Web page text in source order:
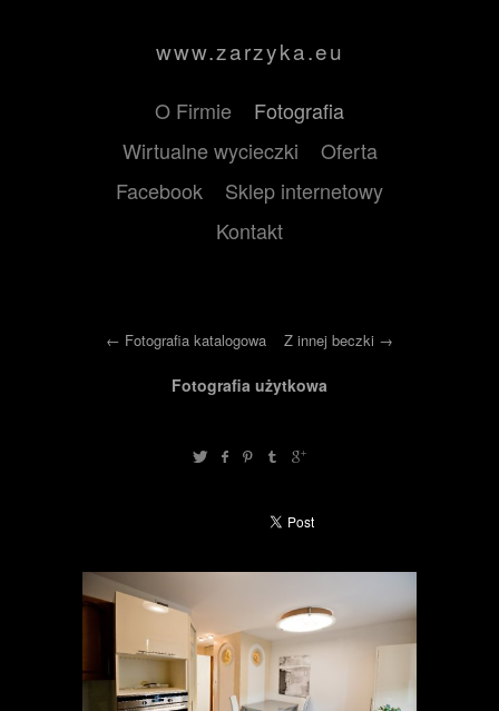
www.zarzyka.eu
O Firmie
Fotografia
Wirtualne wycieczki
Oferta
Facebook
Sklep internetowy
Kontakt
Fotografia katalogowa Z innej beczki
Fotografia użytkowa